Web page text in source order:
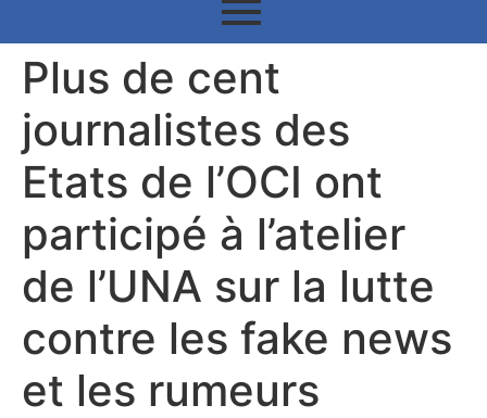
Plus de cent
journalistes des
Etats de l’OCI ont
participé à l’atelier
de l’UNA sur la lutte
contre les fake news
et les rumeurs